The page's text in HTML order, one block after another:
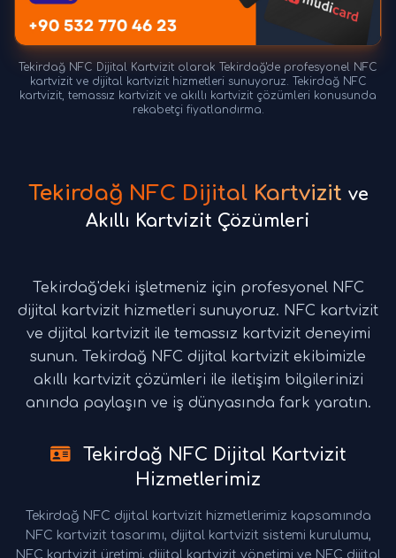
Tekirdağ NFC Dijital Kartvizit olarak Tekirdağ'de profesyonel NFC
kartvizit ve dijital kartvizit hizmetleri sunuyoruz. Tekirdağ NFC
kartvizit, temassız kartvizit ve akıllı kartvizit çözümleri konusunda
rekabetçi fiyatlandırma.
Tekirdağ NFC Dijital Kartvizit ve
Akıllı Kartvizit Çözümleri
Tekirdağ'deki işletmeniz için profesyonel NFC
dijital kartvizit hizmetleri sunuyoruz. NFC kartvizit
ve dijital kartvizit ile temassız kartvizit deneyimi
sunun. Tekirdağ NFC dijital kartvizit ekibimizle
akıllı kartvizit çözümleri ile iletişim bilgilerinizi
anında paylaşın ve iş dünyasında fark yaratın.
Tekirdağ NFC Dijital Kartvizit
Hizmetlerimiz
Tekirdağ NFC dijital kartvizit hizmetlerimiz kapsamında
NFC kartvizit tasarımı, dijital kartvizit sistemi kurulumu,
NFC kartvizit üretimi, dijital kartvizit yönetimi ve NFC dijital